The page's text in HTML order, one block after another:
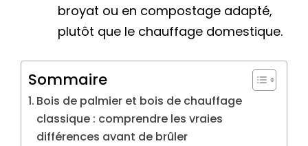
broyat ou en compostage adapté,
plutôt que le chauffage domestique.
Sommaire
Bois de palmier et bois de chauffage
classique : comprendre les vraies
différences avant de brûler